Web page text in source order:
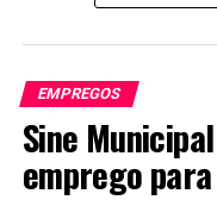
EMPREGOS
Sine
emprego